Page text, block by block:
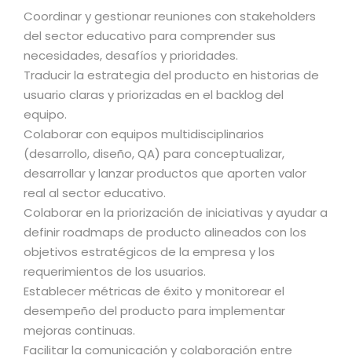
Coordinar y gestionar reuniones con stakeholders
del sector educativo para comprender sus
necesidades, desafíos y prioridades.
Traducir la estrategia del producto en historias de
usuario claras y priorizadas en el backlog del
equipo.
Colaborar con equipos multidisciplinarios
(desarrollo, diseño, QA) para conceptualizar,
desarrollar y lanzar productos que aporten valor
real al sector educativo.
Colaborar en la priorización de iniciativas y ayudar a
definir roadmaps de producto alineados con los
objetivos estratégicos de la empresa y los
requerimientos de los usuarios.
Establecer métricas de éxito y monitorear el
desempeño del producto para implementar
mejoras continuas.
Facilitar la comunicación y colaboración entre